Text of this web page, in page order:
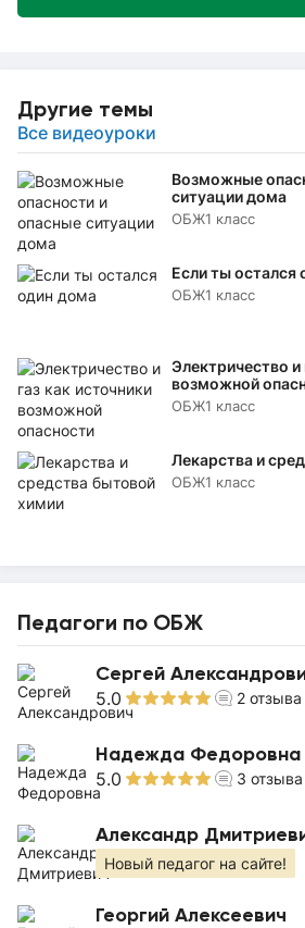
Другие темы
Все видеоуроки
Возможные
ситуации дома
ОБЖ1 класс
Если ты остался
ОБЖ1 класс
Электричество и
возможной
ОБЖ1 класс
Лекарства и
ОБЖ1 класс
Педагоги по ОБЖ
Сергей
5.0 2 отзыва
Надежда Федоровна
5.0 3 отзыва
Александр
Новый педагог на сайте!
Георгий Алексеевич